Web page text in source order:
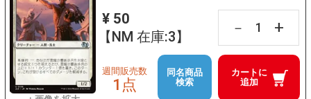
¥ 50
【NM 在庫:3】
－ +
カートに
追加
週間販売数
1点
同名商品
検索